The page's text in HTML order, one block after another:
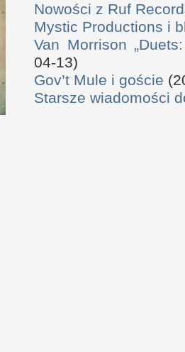
Nowości z Ruf
Mystic Productions i
Van Morrison
04-13)
Gov’t Mule i goście
Starsze wiadomości